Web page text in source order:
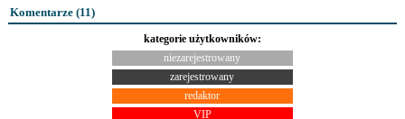
Komentarze (11)
kategorie użytkowników:
niezarejestrowany
zarejestrowany
redaktor
VIP